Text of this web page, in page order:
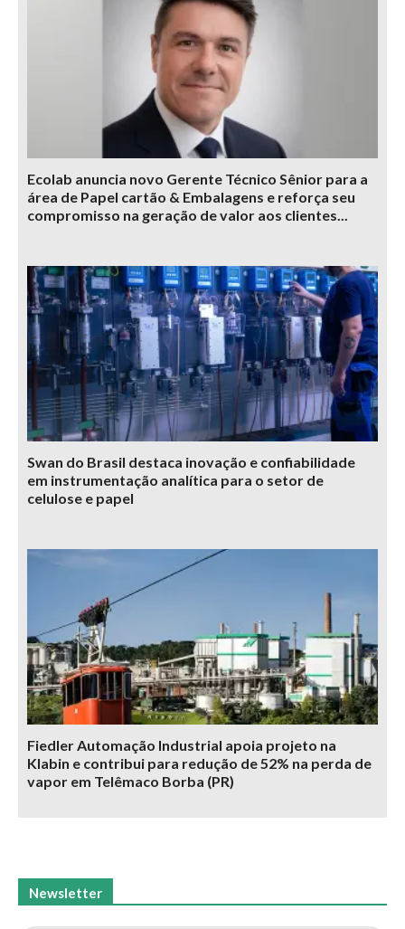
Ecolab anuncia novo Gerente Técnico Sênior para a
área de Papel cartão & Embalagens e reforça seu
compromisso na geração de valor aos clientes...
Swan do Brasil destaca inovação e confiabilidade
em instrumentação analítica para o setor de
celulose e papel
Fiedler Automação Industrial apoia projeto na
Klabin e contribui para redução de 52% na perda de
vapor em Telêmaco Borba (PR)
Newsletter